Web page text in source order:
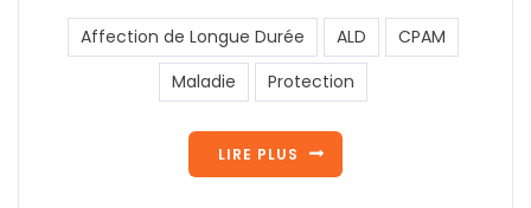
Affection de Longue Durée ALD
CPAM
Maladie
Protection
LIRE PLUS